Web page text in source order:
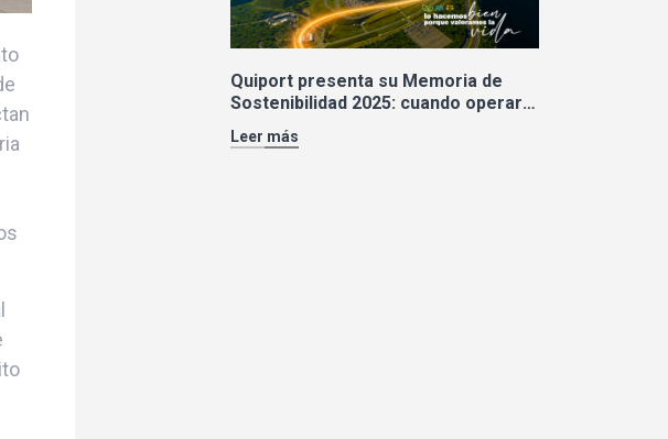
Quiport presenta su Memoria de
Sostenibilidad 2025: cuando operar
Leer más